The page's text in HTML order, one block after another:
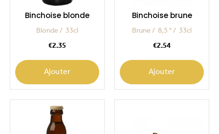
Binchoise blonde
Blonde 33cl
€2.35
Ajouter
Binchoise brune
Brune 8,5 ° 33cl
€2.54
Ajouter